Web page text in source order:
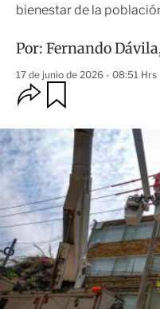
bienestar de la
Por: Fernando Dávila
17 de junio de 2026 - 08:51 Hrs
O
p
i
o
n
e
s
d
e
c
o
m
p
a
r
d
a
r